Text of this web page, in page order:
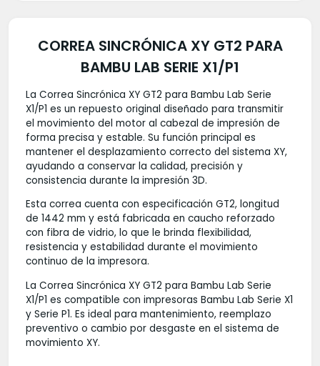
CORREA SINCRÓNICA XY GT2 PARA
BAMBU LAB SERIE X1/P1
La Correa Sincrónica XY GT2 para Bambu Lab Serie
X1/P1 es un repuesto original diseñado para transmitir
el movimiento del motor al cabezal de impresión de
forma precisa y estable. Su función principal es
mantener el desplazamiento correcto del sistema XY,
ayudando a conservar la calidad, precisión y
consistencia durante la impresión 3D.
Esta correa cuenta con especificación GT2, longitud
de 1442 mm y está fabricada en caucho reforzado
con fibra de vidrio, lo que le brinda flexibilidad,
resistencia y estabilidad durante el movimiento
continuo de la impresora.
La Correa Sincrónica XY GT2 para Bambu Lab Serie
X1/P1 es compatible con impresoras Bambu Lab Serie X1
y Serie P1. Es ideal para mantenimiento, reemplazo
preventivo o cambio por desgaste en el sistema de
movimiento XY.